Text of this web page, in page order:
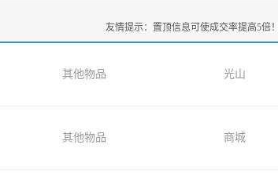
友情提示：置顶信息可使成交率提高5倍！
其他物品 光山
其他物品 商城